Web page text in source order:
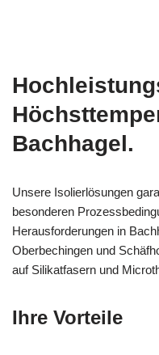
Bachhagel.
Unsere Isolierlösungen
besonderen
Herausforderungen in
Oberbechingen und
auf Silikatfasern und
Ihre Vorteile